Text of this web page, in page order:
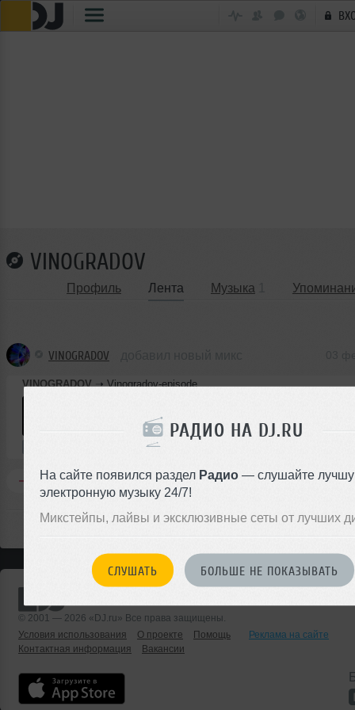
РАДИО НА DJ.RU
На сайте появился раздел Радио— слушайте
электронную музыку 24/7!
Микстейпы, лайвы и эксклюзивные сеты от лучших
СЛУШАТЬ БОЛЬШЕ НЕ ПОКАЗЫВАТЬ
VINOGRADOV
Профиль Лента Музыка
VINOGRADOV
VINOGRADOV ➝Vinogradov-episode
126 раз
0 Комментировать Перепостить
© 2001 — 2026 «DJ.ru» Все права защищены.
Условия использования
О проекте Помощь
Реклама на сайте
Контактная информация
Вакансии